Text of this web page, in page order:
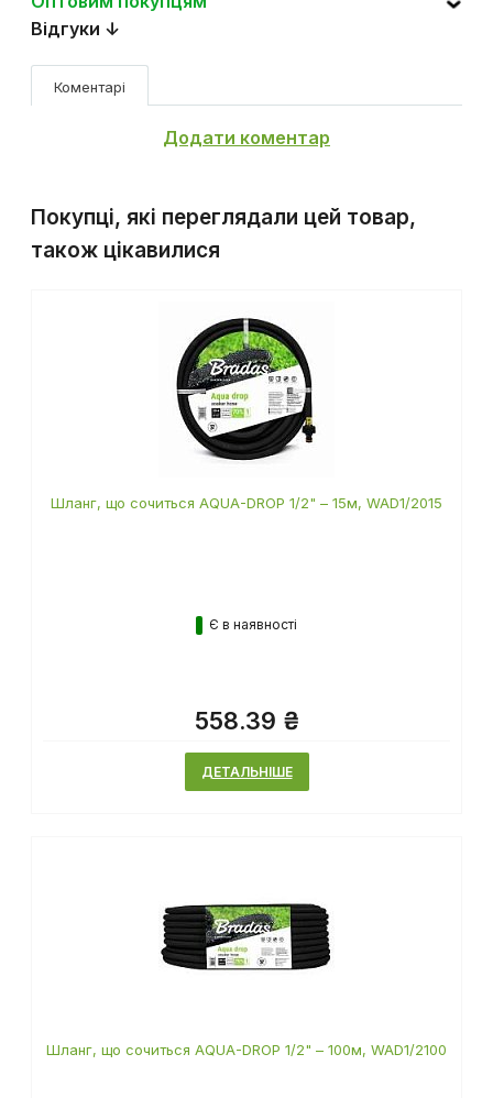
Відгуки ↓
Коментарі
Додати коментар
Покупці, які переглядали цей товар,
також цікавилися
Шланг, що сочиться AQUA-DROP 1/2" – 15м, WAD1/2015
Є в наявності
558.39 ₴
ДЕТАЛЬНІШЕ
Шланг, що сочиться AQUA-DROP 1/2" – 100м, WAD1/2100